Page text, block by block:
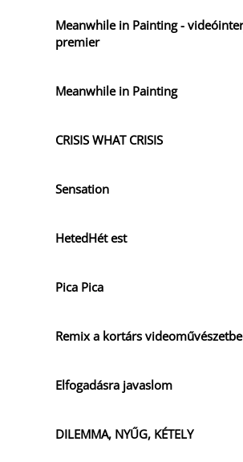
Meanwhile in Painting -
premier
Meanwhile in Painting
CRISIS WHAT CRISIS
Sensation
HetedHét est
Pica Pica
Remix a kortárs
Elfogadásra javaslom
DILEMMA, NYŰG, KÉTELY